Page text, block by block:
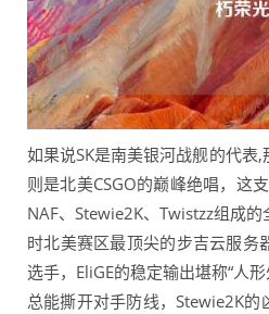
如果说SK是南美银河战舰的代
则是北美CSGO的巅峰绝唱，这
NAF、Stewie2K、Twistzz组成
时北美赛区最顶尖的步吉云服
选手，EliGE的稳定输出堪称“人
总能撕开对手防线，Stewie2K